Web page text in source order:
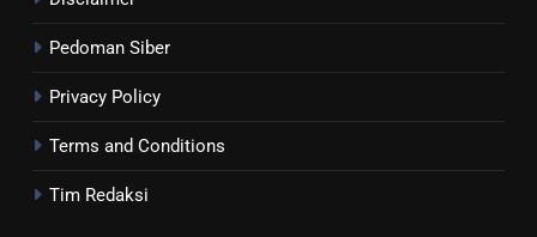
Pedoman Siber
Privacy Policy
Terms and Conditions
Tim Redaksi